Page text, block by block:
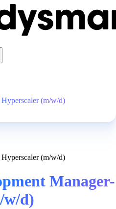
(m/w/d)
(m/w/d)
Manager-
w/d)